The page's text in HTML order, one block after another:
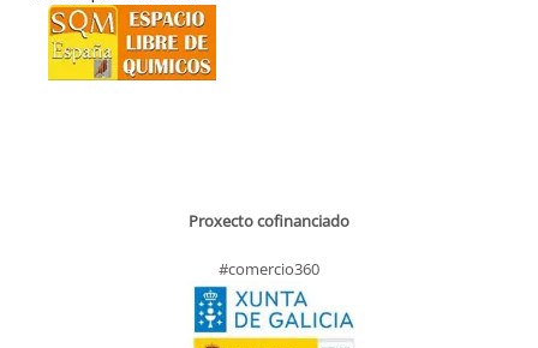
Proxecto cofinanciado
#comercio360